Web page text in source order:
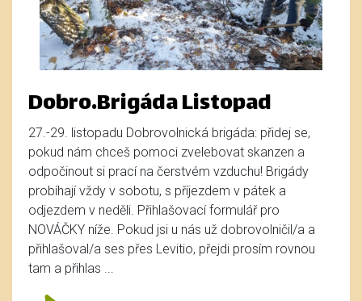
Dobro.Brigáda Listopad
27.-29. listopadu Dobrovolnická brigáda: přidej se,
pokud nám chceš pomoci zvelebovat skanzen a
odpočinout si prací na čerstvém vzduchu! Brigády
probíhají vždy v sobotu, s příjezdem v pátek a
odjezdem v neděli. Přihlašovací formulář pro
NOVÁČKY níže. Pokud jsi u nás už dobrovolničil/a a
přihlašoval/a ses přes Levitio, přejdi prosím rovnou
tam a přihlas ...